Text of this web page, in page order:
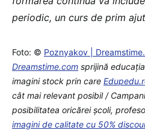
periodic, un curs de prim
Foto: © Poznyakov |
Dreamstime.com sprijină
imagini stock prin care
cât mai relevant posibil /
posibilitatea oricărei școli,
imagini de calitate cu 50%